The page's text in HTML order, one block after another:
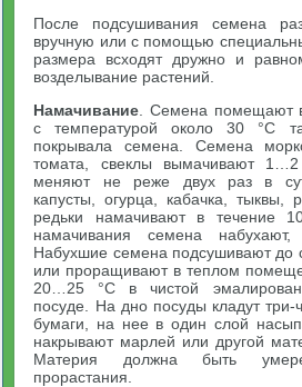
После подсушивания семена
вручную или с помощью
размера всходят дружно и
возделывание растений.
Намачивание . Семена помещают
с температурой около 30 °С
покрывала семена. Семена
томата, свеклы вымачивают
меняют не реже двух раз в
капусты, огурца, кабачка, тыквы,
редьки намачивают в течение
намачивания семена
Набухшие семена подсушивают до
или проращивают в теплом
20…25 °С в чистой
посуде. На дно посуды кладут три-
бумаги, на нее в один слой
накрывают марлей или другой
Материя должна быть
прорастания.